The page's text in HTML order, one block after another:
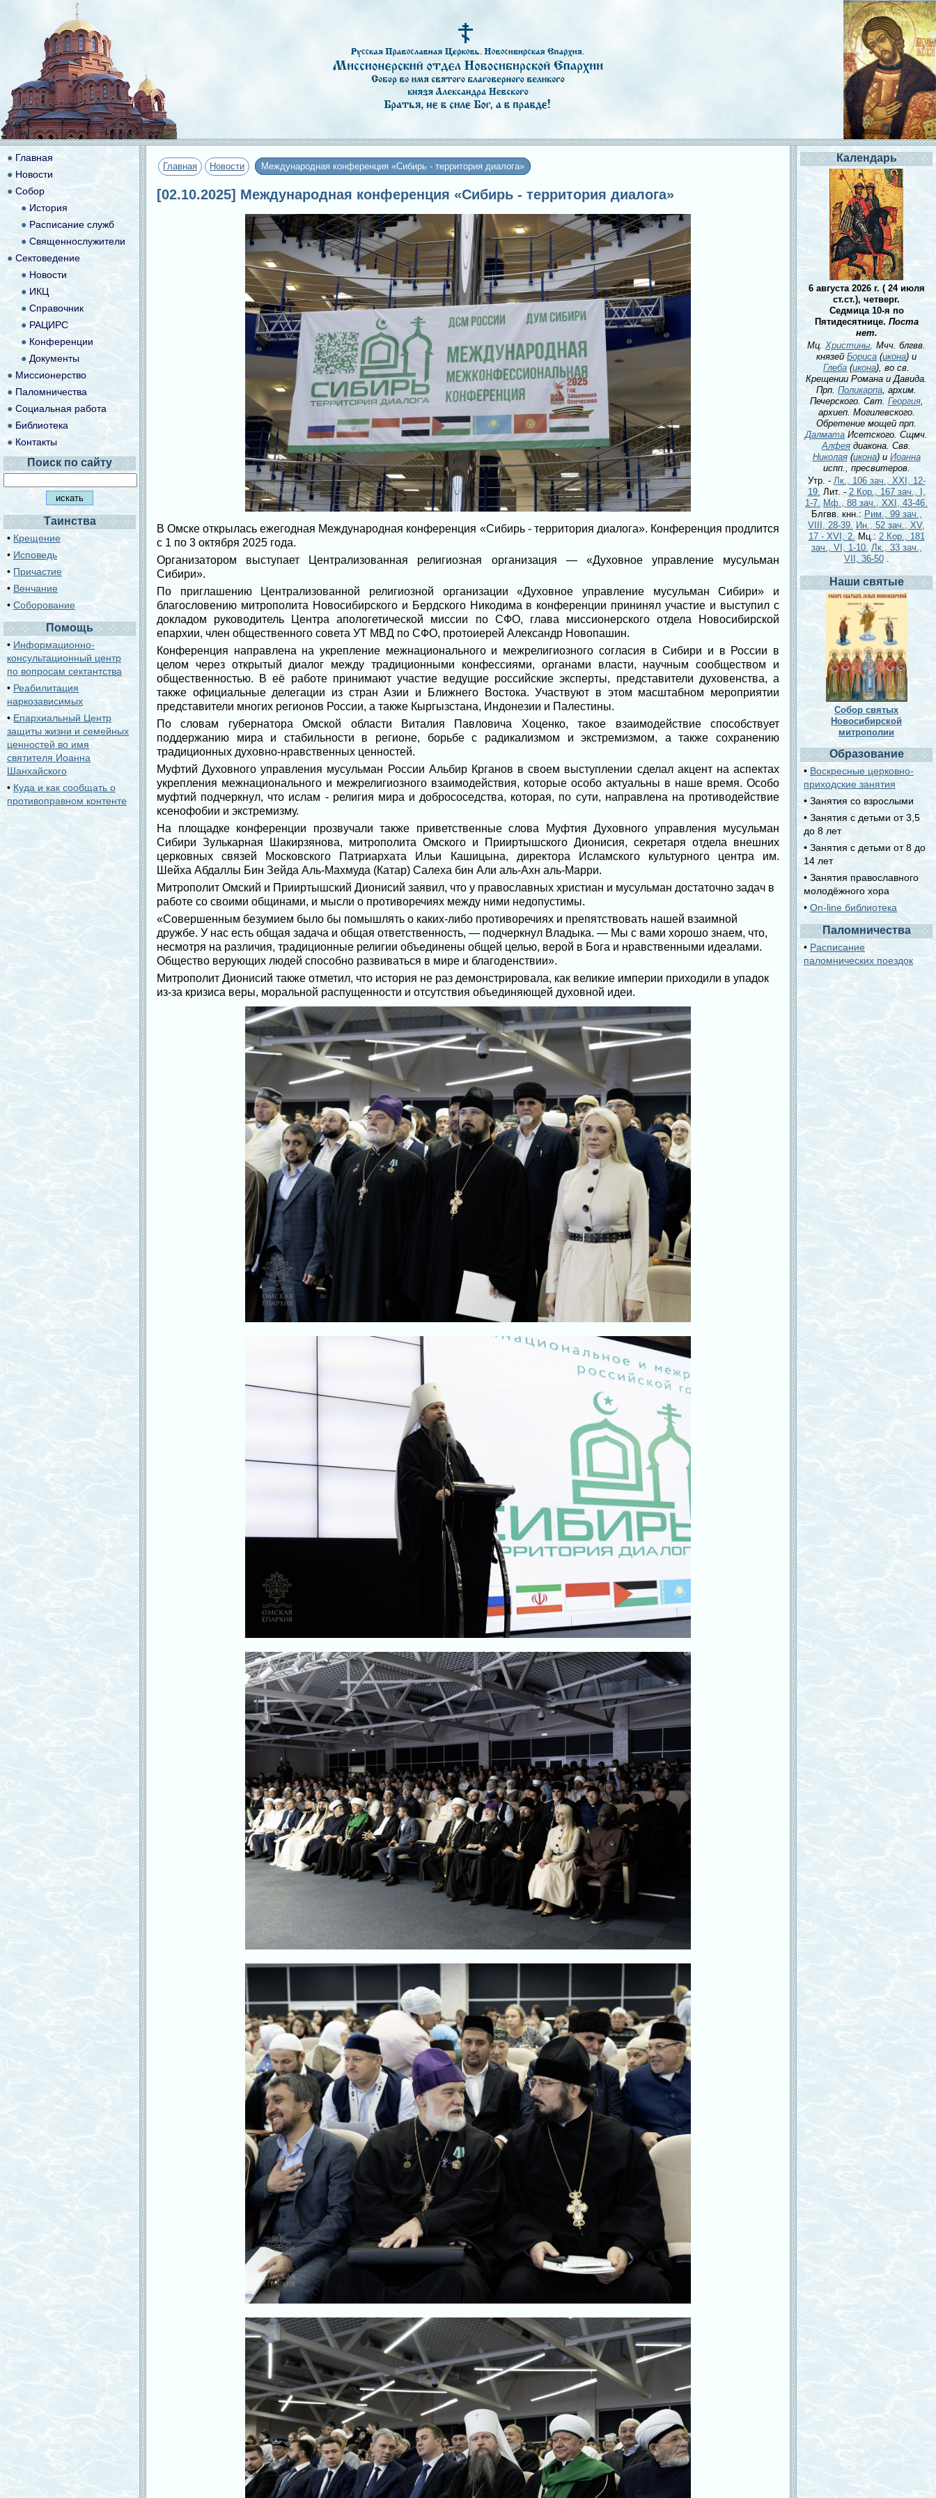
Главная Новости Международная конференция «Сибирь - территория диалога»
[02.10.2025] Международная конференция «Сибирь - территория диалога»
В Омске открылась ежегодная Международная конференция «Сибирь - территория диалога». Конференция продлится
с 1 по 3 октября 2025 года.
Организатором выступает Централизованная религиозная организация — «Духовное управление мусульман
Сибири».
По приглашению Централизованной религиозной организации «Духовное управление мусульман Сибири» и
благословению митрополита Новосибирского и Бердского Никодима в конференции прининял участие и выступил с
докладом руководитель Центра апологетической миссии по СФО, глава миссионерского отдела Новосибирской
епархии, член общественного совета УТ МВД по СФО, протоиерей Александр Новопашин.
Конференция направлена на укрепление межнационального и межрелигиозного согласия в Сибири и в России в
целом через открытый диалог между традиционными конфессиями, органами власти, научным сообществом и
общественностью. В её работе принимают участие ведущие российские эксперты, представители духовенства, а
также официальные делегации из стран Азии и Ближнего Востока. Участвуют в этом масштабном мероприятии
представители многих регионов России, а также Кыргызстана, Индонезии и Палестины.
По словам губернатора Омской области Виталия Павловича Хоценко, такое взаимодействие способствует
поддержанию мира и стабильности в регионе, борьбе с радикализмом и экстремизмом, а также сохранению
традиционных духовно-нравственных ценностей.
Муфтий Духовного управления мусульман России Альбир Крганов в своем выступлении сделал акцент на аспектах
укрепления межнационального и межрелигиозного взаимодействия, которые особо актуальны в наше время. Особо
муфтий подчеркнул, что ислам - религия мира и добрососедства, которая, по сути, направлена на противодействие
ксенофобии и экстремизму.
На площадке конференции прозвучали также приветственные слова Муфтия Духовного управления мусульман
Сибири Зулькарная Шакирзянова, митрополита Омского и Прииртышского Дионисия, секретаря отдела внешних
церковных связей Московского Патриархата Ильи Кашицына, директора Исламского культурного центра им.
Шейха Абдаллы Бин Зейда Аль-Махмуда (Катар) Салеха бин Али аль-Ахн аль-Марри.
Митрополит Омский и Прииртышский Дионисий заявил, что у православных христиан и мусульман достаточно задач в
работе со своими общинами, и мысли о противоречиях между ними недопустимы.
«Совершенным безумием было бы помышлять о каких-либо противоречиях и препятствовать нашей взаимной
дружбе. У нас есть общая задача и общая ответственность, — подчеркнул Владыка. — Мы с вами хорошо знаем, что,
несмотря на различия, традиционные религии объединены общей целью, верой в Бога и нравственными идеалами.
Общество верующих людей способно развиваться в мире и благоденствии».
Митрополит Дионисий также отметил, что история не раз демонстрировала, как великие империи приходили в упадок
из-за кризиса веры, моральной распущенности и отсутствия объединяющей духовной идеи.
● Главная
● Новости
● Собор
● История
● Расписание служб
● Священнослужители
● Сектоведение
● Новости
●ИКЦ
● Справочник
● РАЦИРС
● Конференции
● Документы
●Миссионерство
● Паломничества
●Социальная работа
● Библиотека
● Контакты
Поиск по сайту
Таинства
• Крещение
• Исповедь
• Причастие
• Венчание
• Соборование
Помощь
• Информационно-
консультационный центр
по вопросам сектантства
•Реабилитация
наркозависимых
•Епархиальный Центр
защиты жизни и семейных
ценностей во имя
святителя Иоанна
Шанхайского
• Куда и как сообщать о
противоправном контенте
Календарь
6 августа 2026 г. ( 24 июля
ст.ст.), четверг.
Седмица 10-я по
Пятидесятнице. Поста
нет.
Мц. Христины. Мчч. блгвв.
князей Бориса (икона) и
Глеба (икона), во св.
Крещении Романа и Давида.
Прп. Поликарпа, архим.
Печерского. Свт. Георгия,
архиеп. Могилевского.
Обретение мощей прп.
ДалматаИсетского. Сщмч.
Алфея диакона. Свв.
Николая(икона) и Иоанна
испп., пресвитеров.
Утр. - Лк., 106 зач., XXI, 12-
19. Лит. - 2 Кор., 167 зач., I,
1-7. Мф., 88 зач., XXI, 43-46.
Блгвв. кнн.: Рим., 99 зач.,
VIII, 28-39. Ин., 52 зач., XV,
17 - XVI, 2.Мц.: 2 Кор., 181
зач., VI, 1-10. Лк., 33 зач.,
VII, 36-50 .
Наши святые
Собор святых
Новосибирской
митрополии
Образование
• Воскресные церковно-
приходские занятия
• Занятия со взрослыми
• Занятия с детьми от 3,5
до 8 лет
• Занятия с детьми от 8 до
14 лет
• Занятия православного
молодёжного хора
• On-line библиотека
Паломничества
•Расписание
паломнических поездок